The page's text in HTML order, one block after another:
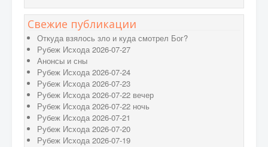
Свежие публикации
Откуда взялось зло и куда смотрел Бог?
Рубеж Исхода 2026-07-27
Анонсы и сны
Рубеж Исхода 2026-07-24
Рубеж Исхода 2026-07-23
Рубеж Исхода 2026-07-22 вечер
Рубеж Исхода 2026-07-22 ночь
Рубеж Исхода 2026-07-21
Рубеж Исхода 2026-07-20
Рубеж Исхода 2026-07-19